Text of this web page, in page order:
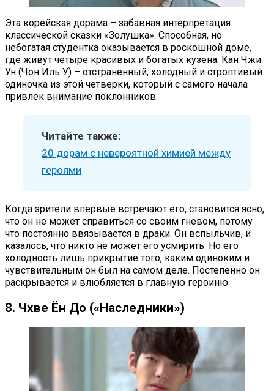
Эта корейская дорама – забавная интерпретация
классической сказки «Золушка». Способная, но
небогатая студентка оказывается в роскошной доме,
где живут четыре красивых и богатых кузена. Кан Чжи
Ун (Чон Иль У) – отстраненный, холодный и строптивый
одиночка из этой четверки, который с самого начала
привлек внимание поклонников.
Читайте также:
20 дорам с невероятной химией между
героями
Когда зрители впервые встречают его, становится ясно,
что он не может справиться со своим гневом, потому
что постоянно ввязывается в драки. Он вспыльчив, и
казалось, что никто не может его усмирить. Но его
холодность лишь прикрытие того, каким одиноким и
чувствительным он был на самом деле. Постепенно он
раскрывается и влюбляется в главную героиню.
8. Чхве Ён До («Наследники»)